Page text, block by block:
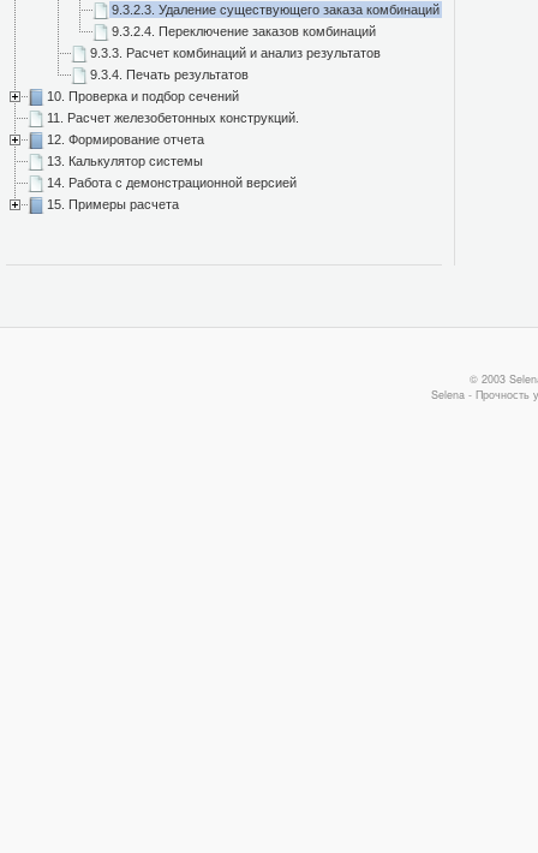
9.3.2.3. Удаление существующего заказа комбинаций
9.3.2.4. Переключение заказов комбинаций
9.3.3. Расчет комбинаций и анализ результатов
9.3.4. Печать результатов
10. Проверка и подбор сечений
11. Расчет железобетонных конструкций.
12. Формирование отчета
13. Калькулятор системы
14. Работа с демонстрационной версией
15. Примеры расчета
© 2003
Selena - Прочность